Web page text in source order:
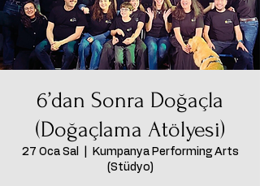
6’dan Sonra Doğaçla
(Doğaçlama Atölyesi)
27 Oca Sal
Kumpanya Performing Arts
(Stüdyo)